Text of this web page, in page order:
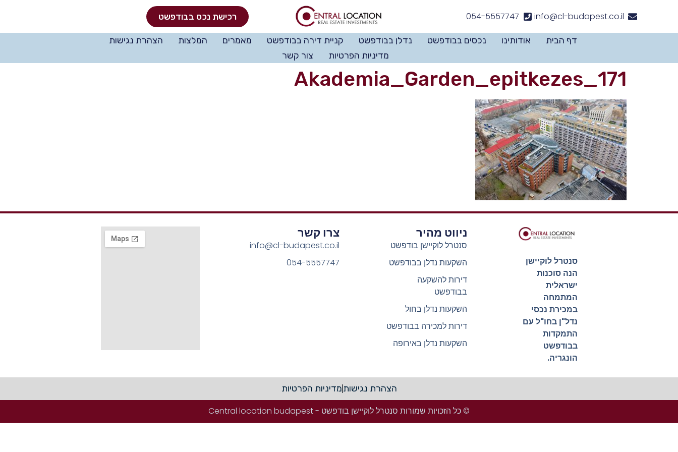
info@cl-budapest.co.il
054-5557747 רכישת נכס בבודפשט
דף הבית אודותינו נכסים בבודפשט נדלן בבודפשט קניית דירה בבודפשט מאמרים המלצות
הצהרת נגישות
מדיניות הפרטיות
צור קשר
Akademia_Garden_epitkezes_171
סנטרל לוקיישן
הנה סוכנות
ישראלית
המתמחה
במכירת נכסי
נדל"ן בחו"ל עם
התמקדות
בבודפשט
הונגריה.
ניווט מהיר
סנטרל לוקיישן בודפשט
השקעות נדלן בבודפשט
דירות להשקעה
בבודפשט
השקעות נדלן בחול
דירות למכירה בבודפשט
השקעות נדלן באירופה
צרו קשר
info@cl-budapest.co.il
054-5557747
הצהרת נגישותמדיניות הפרטיות
© כל הזכויות שמורות סנטרל לוקיישן בודפשט - Central location budapest